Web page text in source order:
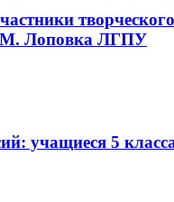
Лоповка ЛГПУ
учащиеся 5